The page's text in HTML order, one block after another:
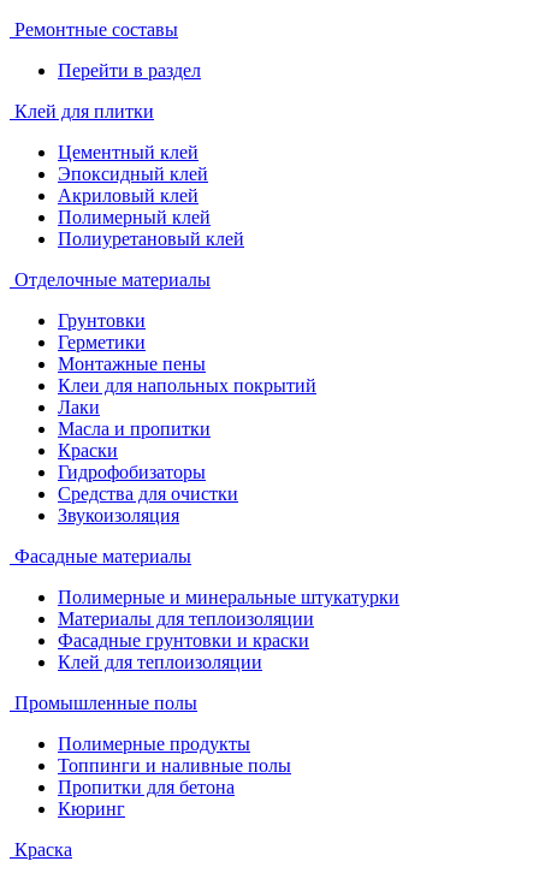
Ремонтные составы
Перейти в раздел
Клей для плитки
Цементный клей
Эпоксидный клей
Акриловый клей
Полимерный клей
Полиуретановый клей
Отделочные материалы
Грунтовки
Герметики
Монтажные пены
Клеи для напольных покрытий
Лаки
Масла и пропитки
Краски
Гидрофобизаторы
Средства для очистки
Звукоизоляция
Фасадные материалы
Полимерные и минеральные штукатурки
Материалы для теплоизоляции
Фасадные грунтовки и краски
Клей для теплоизоляции
Промышленные полы
Полимерные продукты
Топпинги и наливные полы
Пропитки для бетона
Кюринг
Краска